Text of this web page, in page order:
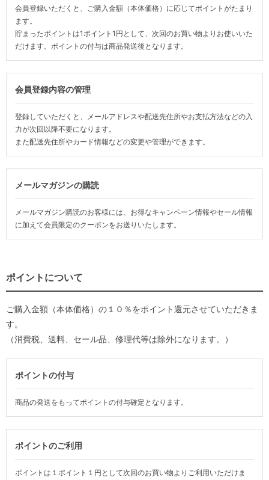
会員登録いただくと、ご購入金額（本体価格）に応じてポイントがたまり
ます。
貯まったポイントは1ポイント1円として、次回のお買い物よりお使いいた
だけます。ポイントの付与は商品発送後となります。
会員登録内容の管理
登録していただくと、メールアドレスや配送先住所やお支払方法などの入
力が次回以降不要になります。
また配送先住所やカード情報などの変更や管理ができます。
メールマガジンの購読
メールマガジン購読のお客様には、お得なキャンペーン情報やセール情報
に加えて会員限定のクーポンをお送りいたします。
ポイントについて
ご購入金額（本体価格）の１０％をポイント還元させていただきま
す。
（消費税、送料、セール品、修理代等は除外になります。）
ポイントの付与
商品の発送をもってポイントの付与確定となります。
ポイントのご利用
ポイントは１ポイント１円として次回のお買い物よりご利用いただけま